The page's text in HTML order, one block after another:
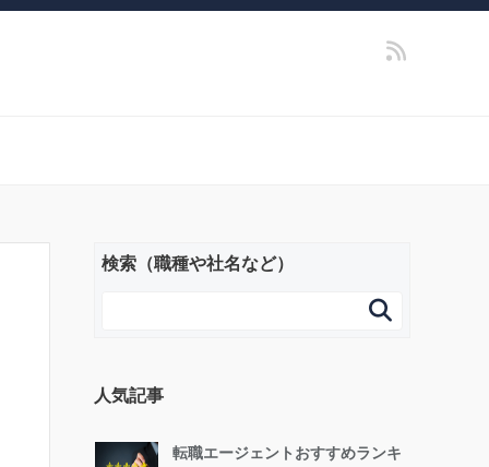
検索（職種や社名など）

人気記事
転職エージェントおすすめランキ